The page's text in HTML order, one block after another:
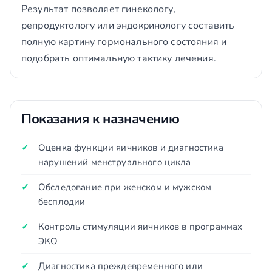
Результат позволяет гинекологу,
репродуктологу или эндокринологу составить
полную картину гормонального состояния и
подобрать оптимальную тактику лечения.
Показания к назначению
Оценка функции яичников и диагностика
нарушений менструального цикла
Обследование при женском и мужском
бесплодии
Контроль стимуляции яичников в программах
ЭКО
Диагностика преждевременного или